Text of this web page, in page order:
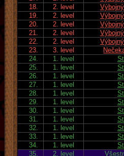
18.
2. level
19.
2. level
20.
2. level
21.
2. level
22.
2. level
23.
3. level
24.
1. level
25.
1. level
26.
1. level
27.
1. level
28.
1. level
29.
1. level
30.
1. level
31.
1. level
32.
1. level
33.
1. level
34.
1. level
35.
2. level